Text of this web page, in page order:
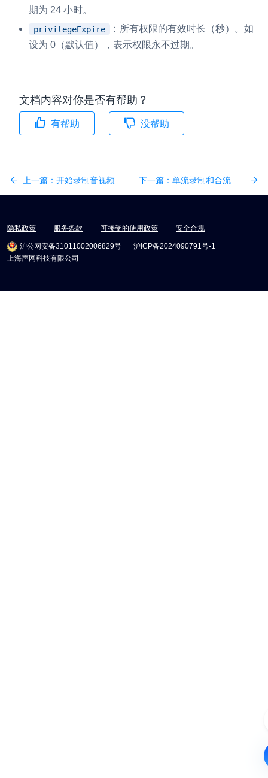
期为 24 小时。
privilegeExpire
：所有权限的有效时长（秒）。如
设为 0（默认值），表示权限永不过期。
文档内容对你是否有帮助？
有帮助 没帮助
上一篇： 开始录制音视频 下一篇：
隐私政策 服务条款 可接受的使用政策 安全合规
沪公网安备31011002006829号
沪ICP备2024090791号-1
上海声网科技有限公司